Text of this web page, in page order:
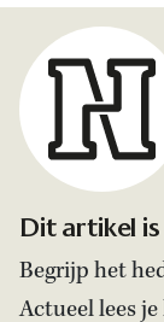
Dit artikel
Begrijp het
Actueel lees